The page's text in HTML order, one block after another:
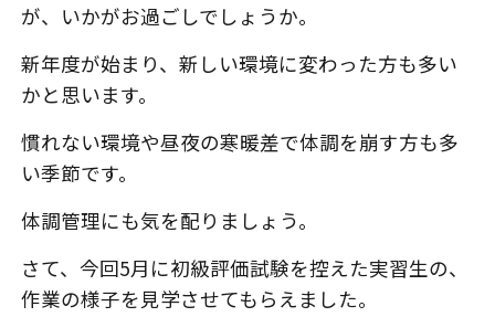
が、いかがお過ごしでしょうか。
新年度が始まり、新しい環境に変わった方も多い
かと思います。
慣れない環境や昼夜の寒暖差で体調を崩す方も多
い季節です。
体調管理にも気を配りましょう。
さて、今回5月に初級評価試験を控えた実習生の、
作業の様子を見学させてもらえました。